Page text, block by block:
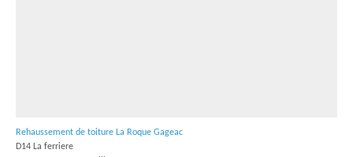
Rehaussement de toiture La Roque Gageac
D14 La ferriere